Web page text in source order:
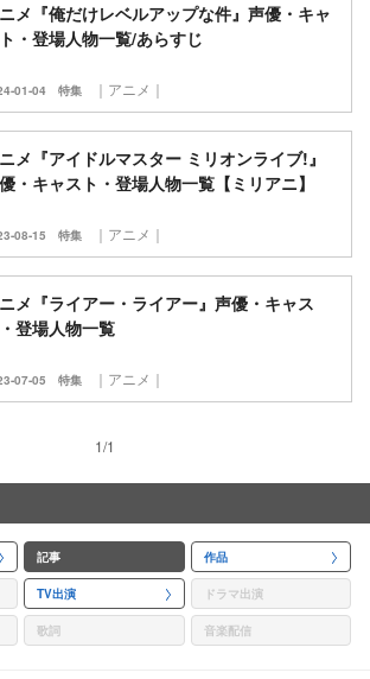
メ『俺だけレベルアップな件』声優・キャ
・登場人物一覧/あらすじ
01-04 特集 ｜アニメ｜
メ『アイドルマスター ミリオンライブ!』
・キャスト・登場人物一覧【ミリアニ】
08-15 特集 ｜アニメ｜
メ『ライアー・ライアー』声優・キャス
・登場人物一覧
07-05 特集 ｜アニメ｜
1/1
記事 作品
TV出演 ドラマ出演
歌詞 音楽配信